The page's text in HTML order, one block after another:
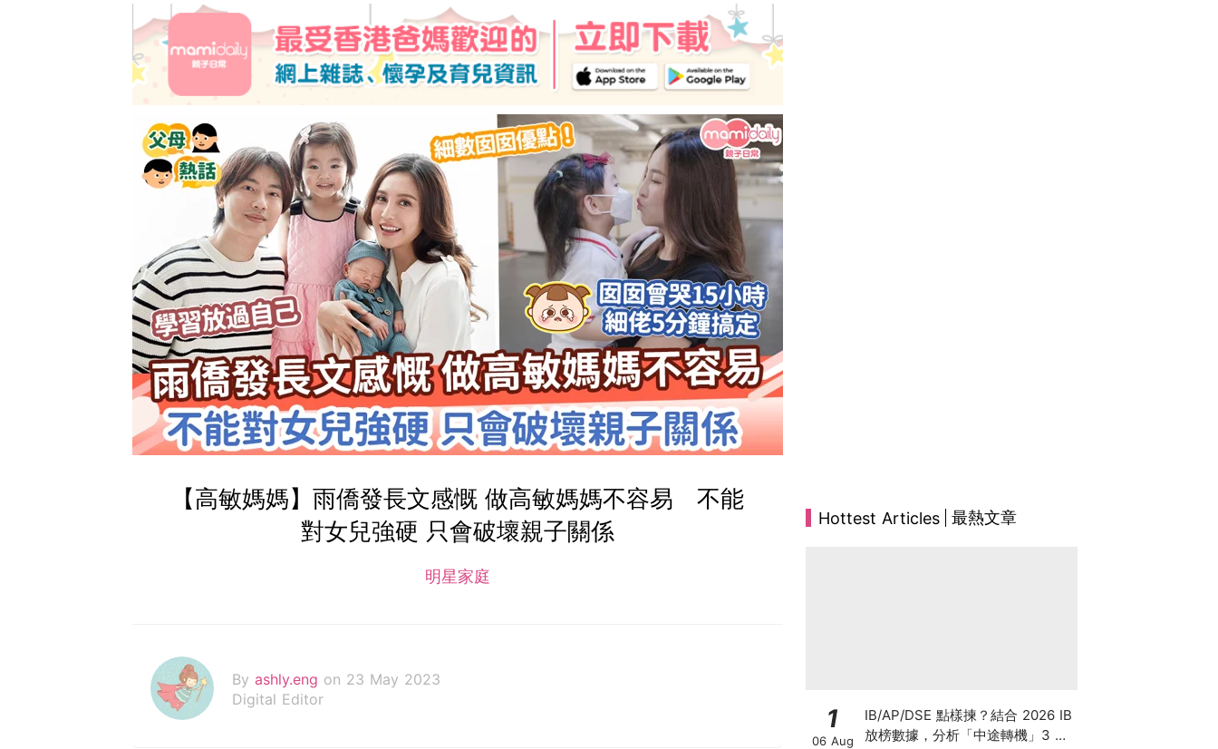
【高敏媽媽】雨僑發長文感慨 做高敏媽媽不容易 不能
對女兒強硬 只會破壞親子關係
明星家庭
By ashly.eng on 23 May 2023
Digital Editor
Hottest Articles 最熱文章
1
06 Aug
IB/AP/DSE 點樣揀？結合 2026 IB
放榜數據，分析「中途轉機」3 大